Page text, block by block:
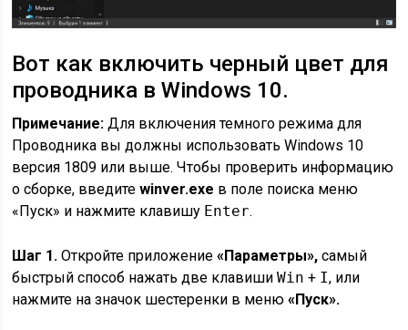
Вот как включить черный цвет для
проводника в Windows 10.
Примечание: Для включения темного режима для
Проводника вы должны использовать Windows 10
версия 1809 или выше. Чтобы проверить информацию
о сборке, введитеwinver.exe в поле поиска меню
«Пуск» и нажмите клавишу Enter.
Шаг 1. Откройте приложение«Параметры»,самый
быстрый способ нажать две клавишиWin + I, или
нажмите на значок шестеренки в меню «Пуск».